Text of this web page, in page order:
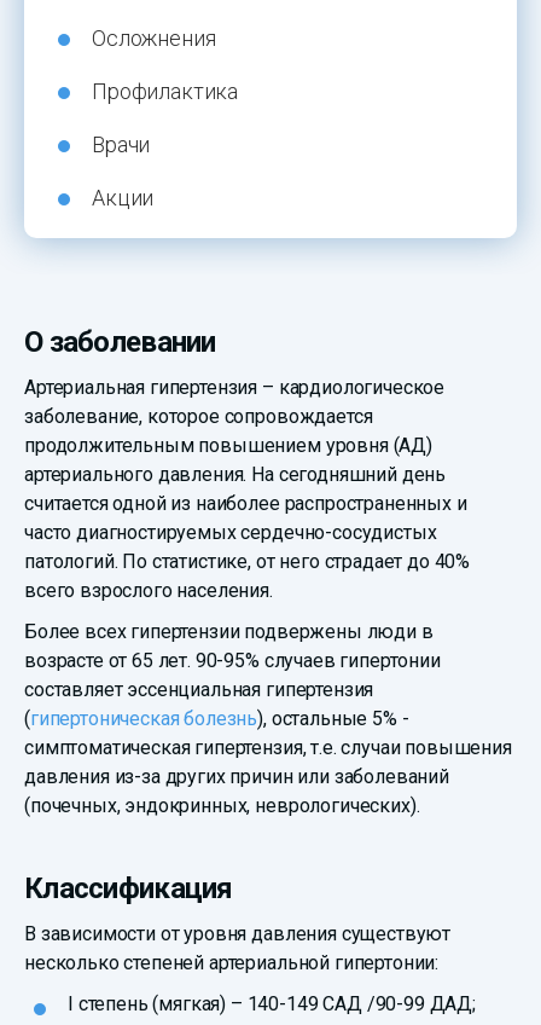
Осложнения
Профилактика
Врачи
Акции
О заболевании
Артериальная гипертензия – кардиологическое
заболевание, которое сопровождается
продолжительным повышением уровня (АД)
артериального давления. На сегодняшний день
считается одной из наиболее распространенных и
часто диагностируемых сердечно-сосудистых
патологий. По статистике, от него страдает до 40%
всего взрослого населения.
Более всех гипертензии подвержены люди в
возрасте от 65 лет. 90-95% случаев гипертонии
составляет эссенциальная гипертензия
(гипертоническая болезнь), остальные 5% -
симптоматическая гипертензия, т.е. случаи повышения
давления из-за других причин или заболеваний
(почечных, эндокринных, неврологических).
Классификация
В зависимости от уровня давления существуют
несколько степеней артериальной гипертонии:
I степень (мягкая) – 140-149 САД /90-99 ДАД;